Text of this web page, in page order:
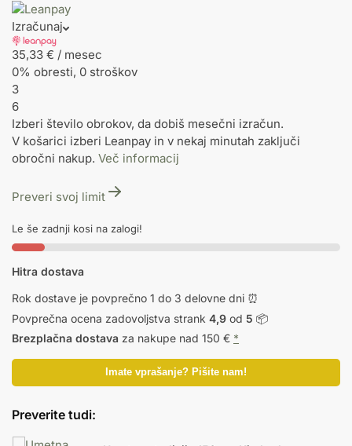
Izračunaj
35,33 € / mesec
0% obresti, 0 stroškov
3
6
Izberi število obrokov, da dobiš mesečni izračun.
V košarici izberi Leanpay in v nekaj minutah zaključi
obročni nakup. Več informacij
Preveri svoj limit
Le še zadnji kosi na zalogi!
Hitra dostava
Rok dostave je povprečno 1 do 3 delovne dni ⏰
Povprečna ocena zadovoljstva strank 4,9 od 5 📦
Brezplačna dostava za nakupe nad 150 € *
Imate vprašanje? Pišite nam!
Preverite tudi: